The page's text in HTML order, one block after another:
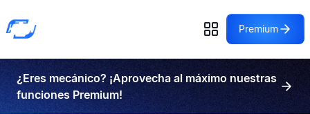
Premium
¿Eres mecánico? ¡Aprovecha al máximo nuestras
funciones Premium!